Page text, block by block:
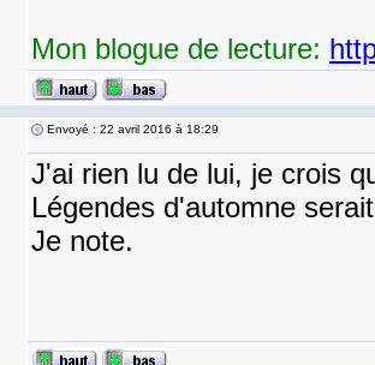
Mon blogue de lecture:
Envoyé : 22 avril 2016 à 18:29
J'ai rien lu de lui, je crois
Légendes d'automne
Je note.